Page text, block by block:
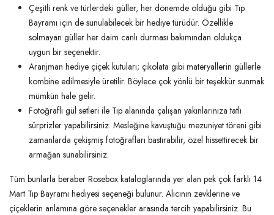
Çeşitli renk ve türlerdeki güller, her dönemde olduğu gibi Tıp
Bayramı için de sunulabilecek bir hediye türüdür. Özellikle
solmayan güller her daim canlı durması bakımından oldukça
uygun bir seçenektir.
Aranjman hediye çiçek kutuları; çikolata gibi materyallerin güllerle
kombine edilmesiyle üretilir. Böylece çok yönlü bir teşekkür sunmak
mümkün hale gelir.
Fotoğraflı gül setleri ile Tıp alanında çalışan yakınlarınıza tatlı
sürprizler yapabilirsiniz. Mesleğine kavuştuğu mezuniyet töreni gibi
zamanlarda çekişmiş fotoğrafları bastırabilir, özel hissettirecek bir
armağan sunabilirsiniz.
Tüm bunlarla beraber Rosebox kataloglarında yer alan pek çok farklı 14
Mart Tıp Bayramı hediyesi seçeneği bulunur. Alıcının zevklerine ve
çiçeklerin anlamına göre seçenekler arasında tercih yapabilirsiniz. Bu